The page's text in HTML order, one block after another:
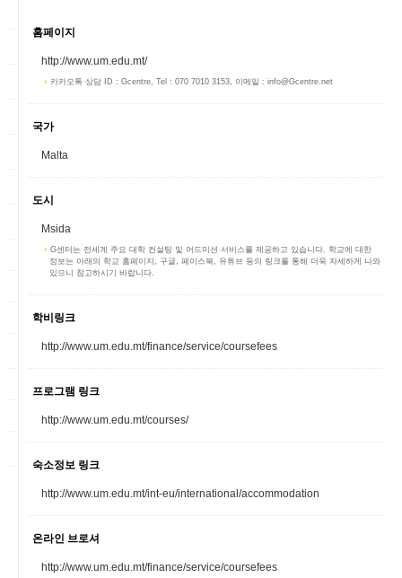
홈페이지
http://www.um.edu.mt/
카카오톡 상담 ID : Gcentre, Tel : 070 7010 3153, 이메일 : info@Gcentre.net
국가
Malta
도시
Msida
G센터는 전세계 주요 대학 컨설팅 및 어드미션 서비스를 제공하고 있습니다. 학교에 대한
정보는 아래의 학교 홈페이지, 구글, 페이스북, 유튜브 등의 링크를 통해 더욱 자세하게 나와
있으니 참고하시기 바랍니다.
학비링크
http://www.um.edu.mt/finance/service/coursefees
프로그램 링크
http://www.um.edu.mt/courses/
숙소정보 링크
http://www.um.edu.mt/int-eu/international/accommodation
온라인 브로셔
http://www.um.edu.mt/finance/service/coursefees